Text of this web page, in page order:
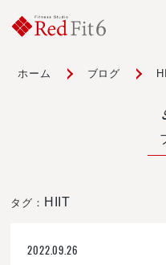
ホーム ブログ
タグ： HIIT
2022.09.26